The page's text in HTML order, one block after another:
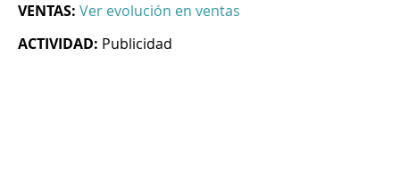
VENTAS: Ver evolución en ventas
ACTIVIDAD: Publicidad